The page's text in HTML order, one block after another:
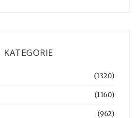
KATEGORIE
(1320)
(1160)
(962)